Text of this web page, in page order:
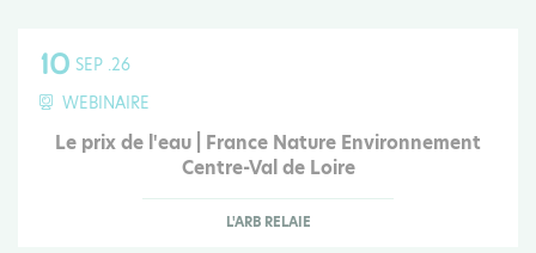
10 SEP .26
WEBINAIRE
Le prix de l'eau | France Nature Environnement
Centre-Val de Loire
L'ARB RELAIE